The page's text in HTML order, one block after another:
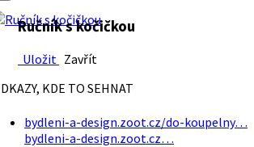
Ručník s kočičkou
Uložit Zavřít
KDE TO SEHNAT
bydleni-a-design.zoot.cz/do-koupelny…
bydleni-a-design.zoot.cz…